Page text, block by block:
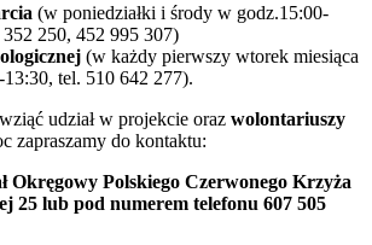
(w poniedziałki i środy w godz.15:00-
250, 452 995 307)
(w każdy pierwszy wtorek miesiąca
tel. 510 642 277).
udział w projekcie oraz wolontariuszy
zapraszamy do kontaktu:
Okręgowy Polskiego Czerwonego Krzyża
25 lub pod numerem telefonu 607 505